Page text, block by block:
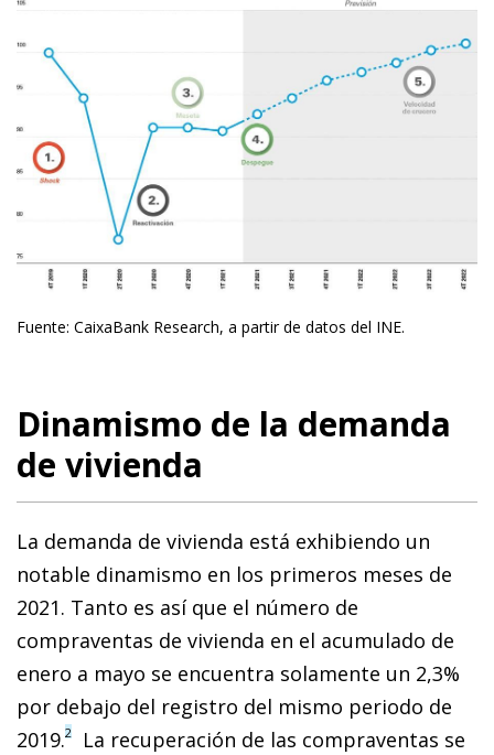
Fuente: CaixaBank Research, a partir de datos del INE.
Dinamismo de la demanda
de vivienda
La demanda de vivienda está exhibiendo un
notable dinamismo en los primeros meses de
2021. Tanto es así que el número de
compraventas de vivienda en el acumulado de
enero a mayo se encuentra solamente un 2,3%
por debajo del registro del mismo periodo de
2019.2
La recuperación de las compraventas se